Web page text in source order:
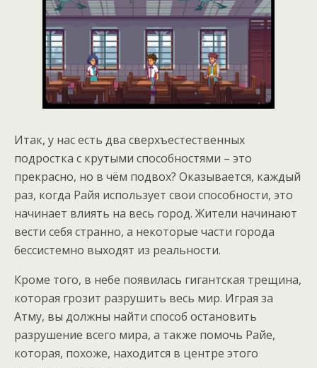
Итак, у нас есть два сверхъестественных
подростка с крутыми способностями – это
прекрасно, но в чём подвох? Оказывается, каждый
раз, когда Райя использует свои способности, это
начинает влиять на весь город. Жители начинают
вести себя странно, а некоторые части города
бессистемно выходят из реальности.
Кроме того, в небе появилась гигантская трещина,
которая грозит разрушить весь мир. Играя за
Атму, вы должны найти способ остановить
разрушение всего мира, а также помочь Райе,
которая, похоже, находится в центре этого